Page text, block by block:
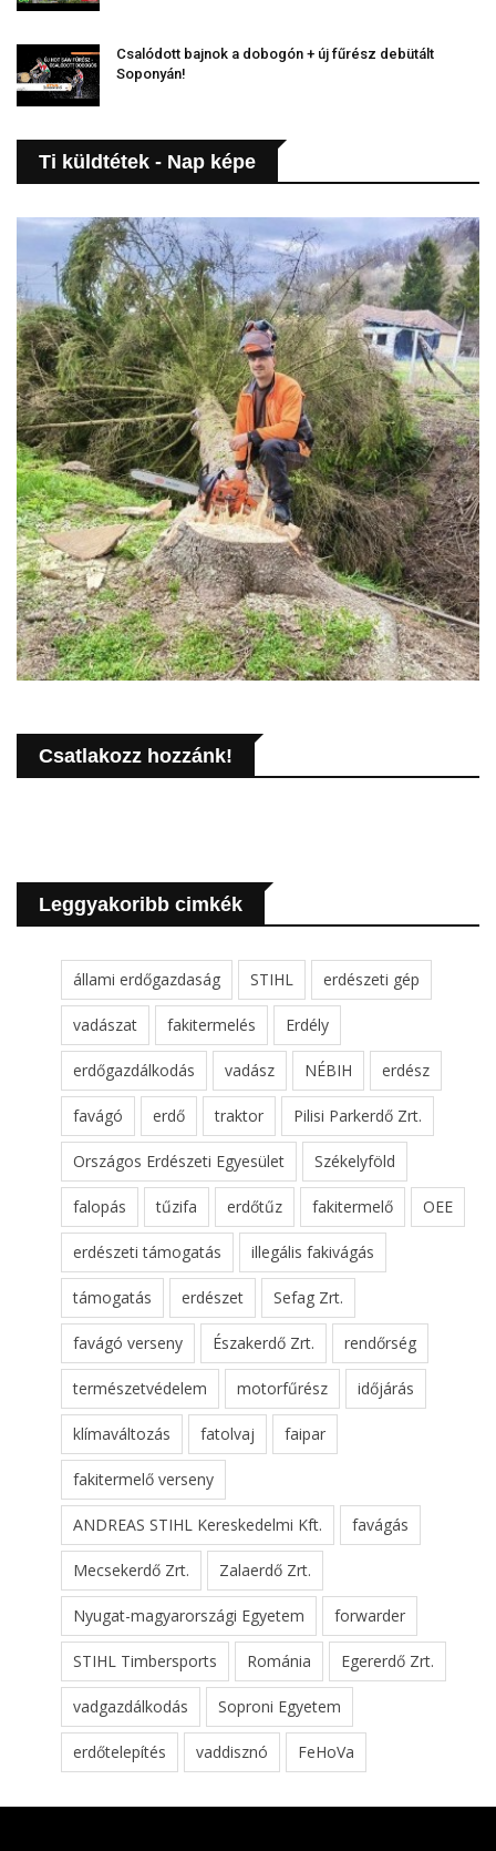
Csalódott bajnok a dobogón + új fűrész debütált
Soponyán!
Ti küldtétek - Nap képe
Csatlakozz hozzánk!
Leggyakoribb cimkék
állami erdőgazdaság STIHL erdészeti gép
vadászat fakitermelés Erdély
erdőgazdálkodás vadász NÉBIH erdész
favágó erdő traktor Pilisi Parkerdő Zrt.
Országos Erdészeti Egyesület Székelyföld
falopás tűzifa erdőtűz fakitermelő OEE
erdészeti támogatás illegális fakivágás
támogatás erdészet Sefag Zrt.
favágó verseny Északerdő Zrt. rendőrség
természetvédelem motorfűrész időjárás
klímaváltozás fatolvaj faipar
fakitermelő verseny
ANDREAS STIHL Kereskedelmi Kft. favágás
Mecsekerdő Zrt. Zalaerdő Zrt.
Nyugat-magyarországi Egyetem forwarder
STIHL Timbersports Románia Egererdő Zrt.
vadgazdálkodás Soproni Egyetem
erdőtelepítés vaddisznó FeHoVa